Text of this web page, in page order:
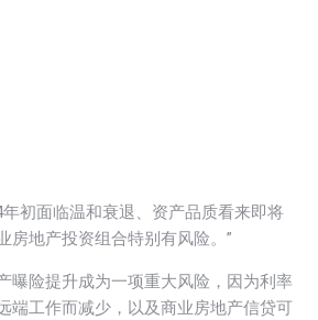
初面临温和衰退、资产品质看来即将
房地产投资组合特别有风险。”
曝险提升成为一项重大风险，因为利率
端工作而减少，以及商业房地产信贷可